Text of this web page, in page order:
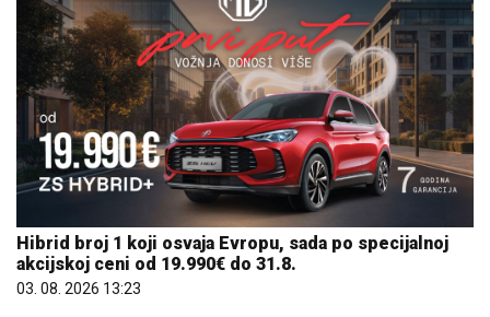
Hibrid broj 1 koji osvaja Evropu, sada po specijalnoj
akcijskoj ceni od 19.990€ do 31.8.
03. 08. 2026 13:23